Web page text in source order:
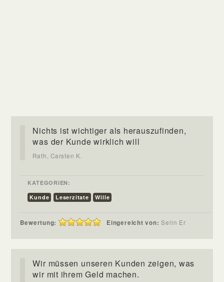
Nichts ist wichtiger als herauszufinden,
was der Kunde wirklich will
Rath, Carsten K.
KATEGORIEN:
Kunde
Leserzitate Wille
Bewertung: Eingereicht von:Selin Er
Wir müssen unseren Kunden zeigen, was
wir mit ihrem Geld machen.